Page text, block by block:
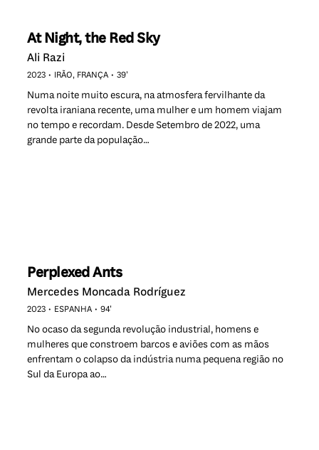
At Night, the Red Sky
Ali Razi
2023 IRÃO, FRANÇA 39’
Numa noite muito escura, na atmosfera fervilhante da
revolta iraniana recente, uma mulher e um homem viajam
no tempo e recordam. Desde Setembro de 2022, uma
grande parte da população…
Perplexed Ants
Mercedes Moncada Rodríguez
2023 ESPANHA 94’
No ocaso da segunda revolução industrial, homens e
mulheres que constroem barcos e aviões com as mãos
enfrentam o colapso da indústria numa pequena região no
Sul da Europa ao…